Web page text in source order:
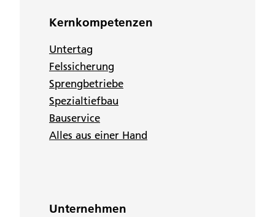
Kernkompetenzen
Untertag
Felssicherung
Sprengbetriebe
Spezialtiefbau
Bauservice
Alles aus einer Hand
Unternehmen